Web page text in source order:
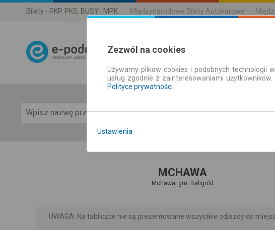
Bilety - PKP, PKS, BUSY i MPK Międzynarodowe Bilety Autokarowe
Rozkład Jazdy | Bilety
Pokaż rozkład
MCHAWA
Mchawa, gm. Baligród
UWAGA: Na tabliczce nie są prezentowane wszystkie odjazdy do
Zezwól na cookies
Używamy plików cookies i podobnych technologii
usług zgodnie z zainteresowaniami
Polityce prywatności
Ustawienia